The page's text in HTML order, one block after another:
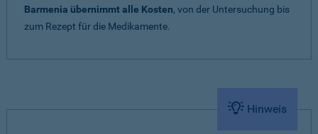
Barmenia übernimmt alle Kosten, von der Untersuchung bis
zum Rezept für die Medikamente.
Hinweis